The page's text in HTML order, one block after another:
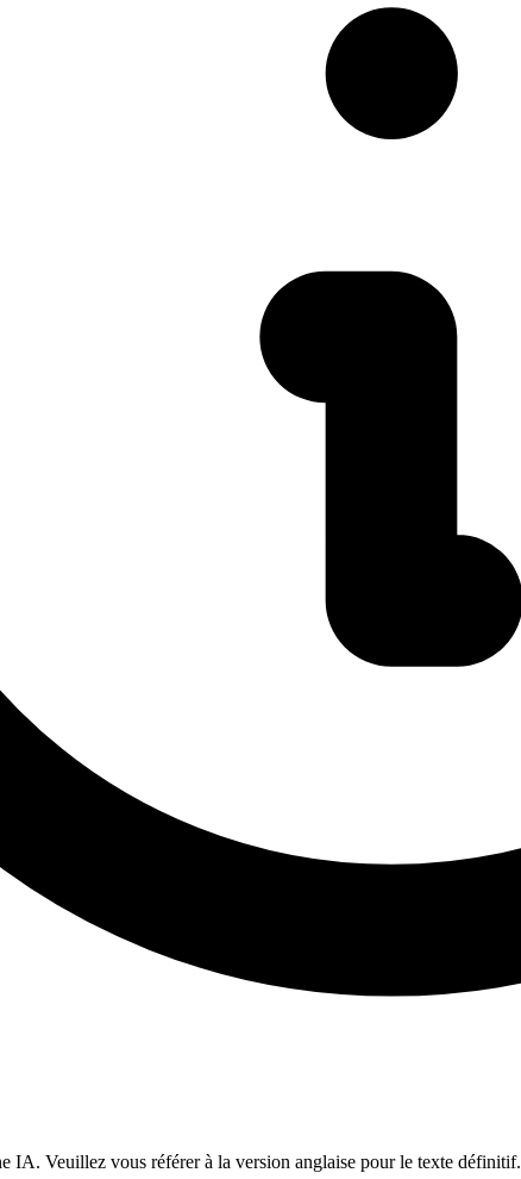
IA. Veuillez vous référer à la version anglaise pour le texte définitif.